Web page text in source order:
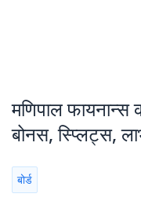
मणिपाल फायनान्स
बोनस, स्प्लिट्स,
बोर्ड